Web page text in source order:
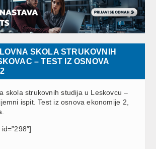
SKOLA STRUKOVNIH
– TEST IZ OSNOVA
skola strukovnih studija u Leskovcu –
ispit. Test iz osnova ekonomije 2,